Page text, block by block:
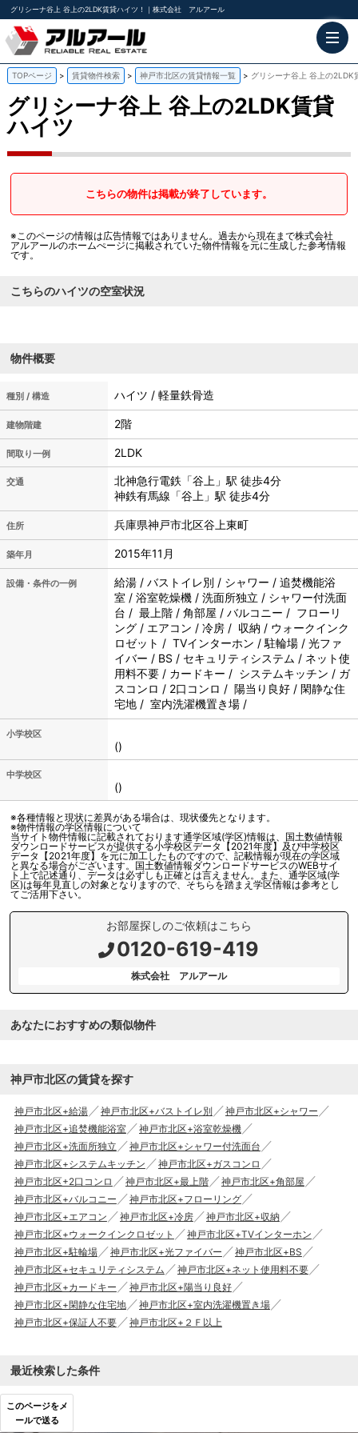
グリシーナ谷上 谷上の2LDK賃貸ハイツ！｜株式会社 アルアール
TOPページ 賃貸物件検索 神戸市北区の賃貸情報一覧 グリシーナ谷上 谷上の2LDK
グリシーナ谷上 谷上の2LDK賃貸
ハイツ
こちらの物件は掲載が終了しています。
※このページの情報は広告情報ではありません。過去から現在まで株式会社
アルアールのホームぺージに掲載されていた物件情報を元に生成した参考情報
です。
こちらのハイツの空室状況
物件概要
種別 / 構造 ハイツ / 軽量鉄骨造
建物階建 2階
間取り一例 2LDK
交通
北神急行電鉄「谷上」駅 徒歩4分
神鉄有馬線「谷上」駅 徒歩4分
住所 兵庫県神戸市北区谷上東町
築年月 2015年11月
設備・条件の一例
給湯 / バストイレ別 / シャワー / 追焚機能浴
室 / 浴室乾燥機 / 洗面所独立 / シャワー付洗面
台 / 最上階 / 角部屋 / バルコニー / フローリ
ング / エアコン / 冷房 / 収納 / ウォークインク
ロゼット / TVインターホン / 駐輪場 / 光ファ
イバー / BS / セキュリティシステム / ネット使
用料不要 / カードキー / システムキッチン / ガ
スコンロ / 2口コンロ / 陽当り良好 / 閑静な住
宅地 / 室内洗濯機置き場 /
小学校区
()
中学校区
()
※各種情報と現状に差異がある場合は、現状優先となります。
※物件情報の学区情報について
当サイト物件情報に記載されております通学区域(学区)情報は、国土数値情報
ダウンロードサービスが提供する小学校区データ【2021年度】及び中学校区
データ【2021年度】を元に加工したものですので、記載情報が現在の学区域
と異なる場合がございます。国土数値情報ダウンロードサービスのWEBサイ
ト上で記述通り、データは必ずしも正確とは言えません。また、通学区域(学
区)は毎年見直しの対象となりますので、そちらを踏まえ学区情報は参考とし
てご活用下さい。
お部屋探しのご依頼はこちら
0120-619-419
株式会社 アルアール
あなたにおすすめの類似物件
神戸市北区の賃貸を探す
神戸市北区+給湯 神戸市北区+バストイレ別
神戸市北区+シャワー
神戸市北区+追焚機能浴室
神戸市北区+浴室乾燥機
神戸市北区+洗面所独立
神戸市北区+シャワー付洗面台
神戸市北区+システムキッチン
神戸市北区+ガスコンロ
神戸市北区+2口コンロ
神戸市北区+最上階
神戸市北区+角部屋
神戸市北区+バルコニー
神戸市北区+フローリング
神戸市北区+エアコン
神戸市北区+冷房
神戸市北区+収納
神戸市北区+ウォークインクロゼット
神戸市北区+TVインターホン
神戸市北区+駐輪場
神戸市北区+光ファイバー
神戸市北区+BS
神戸市北区+セキュリティシステム
神戸市北区+ネット使用料不要
神戸市北区+カードキー
神戸市北区+陽当り良好
神戸市北区+閑静な住宅地
神戸市北区+室内洗濯機置き場
神戸市北区+保証人不要
神戸市北区+２Ｆ以上
最近検索した条件
このページをメ
ールで送る